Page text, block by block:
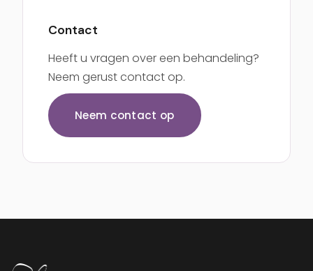
Contact
Heeft u vragen over een behandeling?
Neem gerust contact op.
Neem contact op